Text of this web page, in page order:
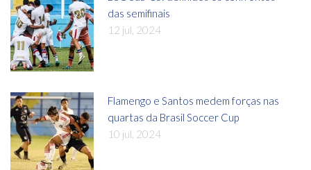
das semifinais
12 jul, 2024
Flamengo e Santos medem forças nas
quartas da Brasil Soccer Cup
10 jul, 2024